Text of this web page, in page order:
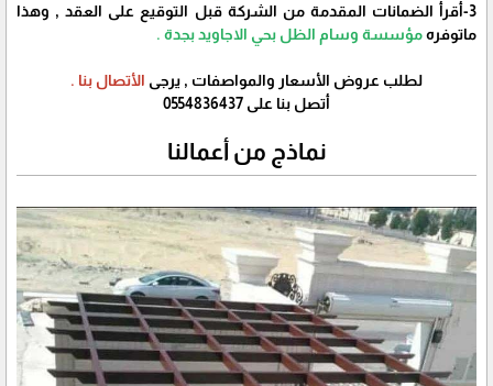
3-أقرأ الضمانات المقدمة من الشركة قبل التوقيع على العقد , وهذا
ماتوفرهمؤسسة وسام الظل بحي الاجاويد بجدة .
لطلب عروض الأسعار والمواصفات , يرجى الأتصال بنا .
أتصل بنا على 0554836437
نماذج من أعمالنا